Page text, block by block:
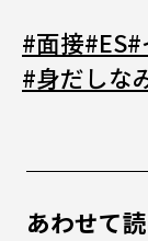
#面接#ES#
#身だしな
あわせて